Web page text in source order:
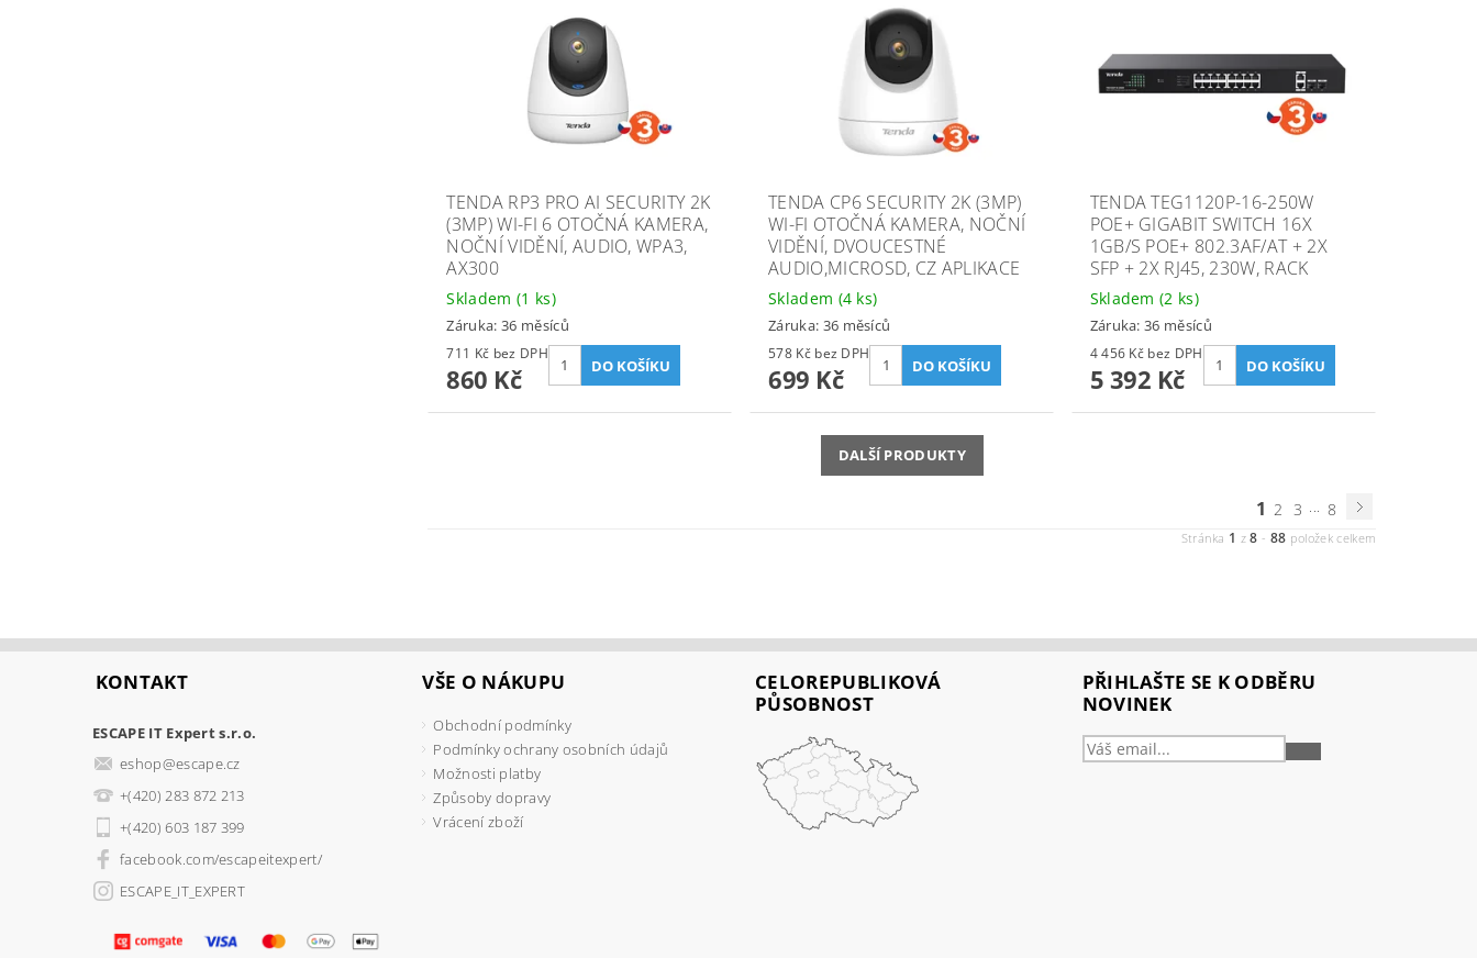
TENDA RP3 PRO AI SECURITY 2K
(3MP) WI-FI 6 OTOČNÁ KAMERA,
NOČNÍ VIDĚNÍ, AUDIO, WPA3,
AX300
Skladem (1 ks)
Záruka: 36 měsíců
711 Kč bez DPH
860 Kč
TENDA CP6 SECURITY 2K (3MP)
WI-FI OTOČNÁ KAMERA, NOČNÍ
VIDĚNÍ, DVOUCESTNÉ
AUDIO,MICROSD, CZ APLIKACE
Skladem (4 ks)
Záruka: 36 měsíců
578 Kč bez DPH
699 Kč
TENDA TEG1120P-16-250W
POE+ GIGABIT SWITCH 16X
1GB/S POE+ 802.3AF/AT + 2X
SFP + 2X RJ45, 230W, RACK
Skladem(2 ks)
Záruka: 36 měsíců
4 456 Kč bez DPH
5 392 Kč
DALŠÍ PRODUKTY
1 2 3 ... 8
Stránka 1 z8 - 88 položek celkem
KONTAKT
ESCAPE IT Expert s.r.o.
eshop@escape.cz
+(420) 283 872 213
+(420) 603 187 399
facebook.com/escapeitexpert/
ESCAPE_IT_EXPERT
VŠE O NÁKUPU
Obchodní podmínky
Podmínky ochrany osobních údajů
Možnosti platby
Způsoby dopravy
Vrácení zboží
CELOREPUBLIKOVÁ
PŮSOBNOST
PŘIHLAŠTE SE K ODBĚRU
NOVINEK
PŘIHLÁSIT